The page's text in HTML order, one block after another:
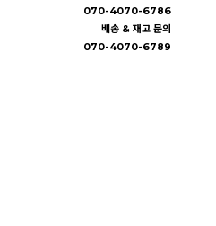
070-4070-6786
배송 & 재고 문의
070-4070-6789